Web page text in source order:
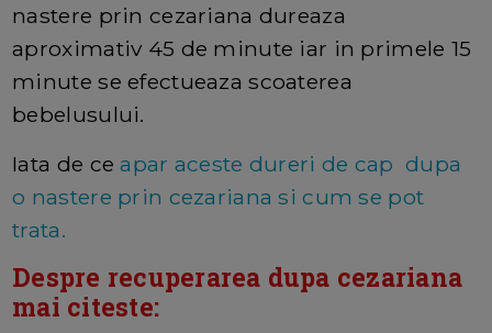
nastere prin cezariana dureaza
aproximativ 45 de minute iar in primele 15
minute se efectueaza scoaterea
bebelusului.
Iata de ceapar aceste dureri de cap dupa
o nastere prin cezariana si cum se pot
trata.
Despre recuperarea dupa cezariana
mai citeste: